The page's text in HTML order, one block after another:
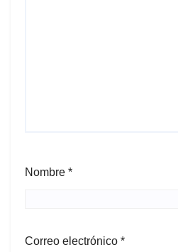
Nombre *
Correo electrónico *